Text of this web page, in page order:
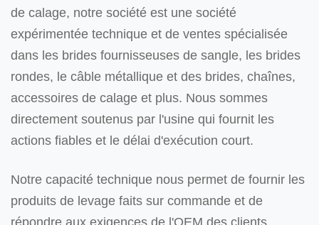
de calage, notre société est une société
expérimentée technique et de ventes spécialisée
dans les brides fournisseuses de sangle, les brides
rondes, le câble métallique et des brides, chaînes,
accessoires de calage et plus. Nous sommes
directement soutenus par l'usine qui fournit les
actions fiables et le délai d'exécution court.
Notre capacité technique nous permet de fournir les
produits de levage faits sur commande et de